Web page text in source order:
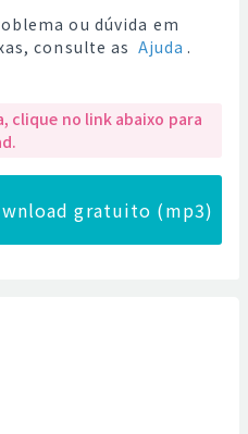
ou dúvida em
consulte as Ajuda .
clique no link abaixo para
gratuito (mp3)